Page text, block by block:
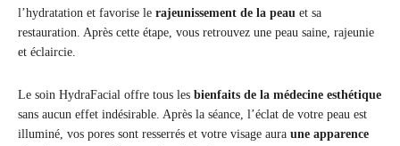
l’hydratation et favorise le rajeunissement de la peau et sa
restauration. Après cette étape, vous retrouvez une peau saine, rajeunie
et éclaircie.
Le soin HydraFacial offre tous les bienfaits de la médecine esthétique
sans aucun effet indésirable. Après la séance, l’éclat de votre peau est
illuminé, vos pores sont resserrés et votre visage aura une apparence